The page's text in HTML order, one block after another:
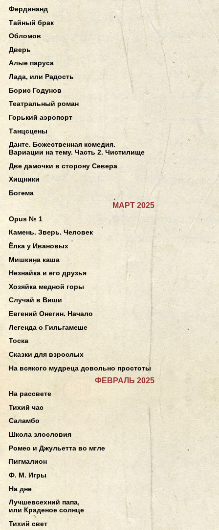
Фердинанд
Тайный брак
Обломов
Дверь
Алые паруса
Лада, или Радость
Борис Годунов
Театральный роман
Горький аэропорт
Танцсцены
Данте. Божественная комедия.
Вариации на тему. Часть 2. Чистилище
Две дамочки в сторону Севера
Хищники
Богема
МАРТ 2025
Opus № 1
Камень. Зверь. Человек
Ёлка у Ивановых
Мишкина каша
Незнайка и его друзья
Хозяйка медной горы
Случай в Виши
Евгений Онегин. Начало
Легенда о Гильгамеше
Тоска
Сказки для взрослых
На всякого мудреца довольно простоты
ФЕВРАЛЬ 2025
На рассвете
Тихий час
Саламбо
Школа злословия
Ромео и Джульетта во мгле
Пигмалион
Ф. М. Игры
На дне
Лучшевсехний папа,
или Краденое солнце
Тихий свет